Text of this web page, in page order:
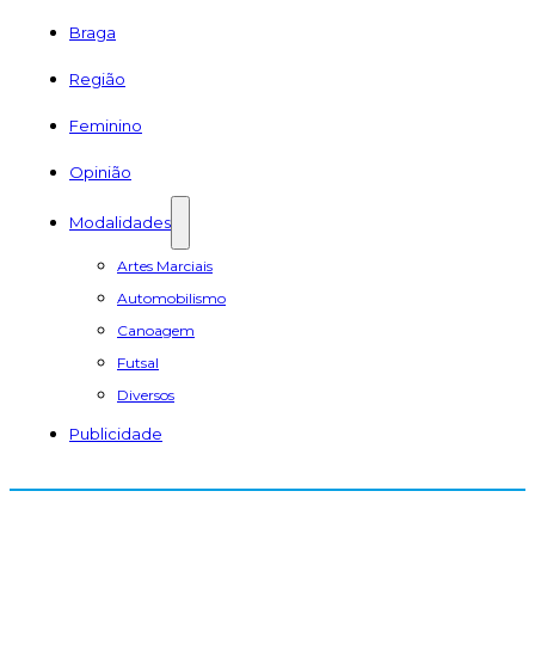
Braga
Região
Feminino
Opinião
Modalidades
Artes Marciais
Automobilismo
Canoagem
Futsal
Diversos
Publicidade